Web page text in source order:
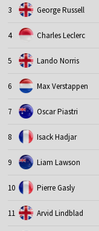
3 George Russell
4 Charles Leclerc
5 Lando Norris
6 Max Verstappen
7 Oscar Piastri
8 Isack Hadjar
9 Liam Lawson
10 Pierre Gasly
11 Arvid Lindblad